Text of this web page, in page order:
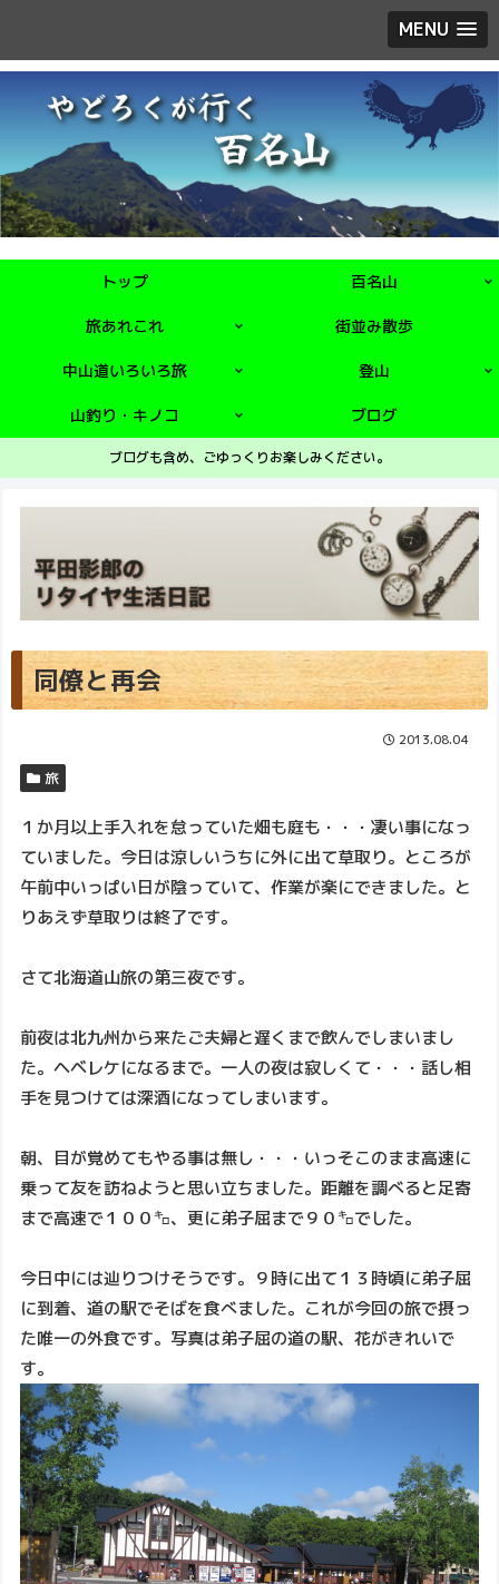
MENU
トップ 百名山
旅あれこれ 街並み散歩
中山道いろいろ旅 登山
山釣り・キノコ ブログ
ブログも含め、ごゆっくりお楽しみください。
同僚と再会
2013.08.04
旅
１か月以上手入れを怠っていた畑も庭も・・・凄い事になっ
ていました。今日は涼しいうちに外に出て草取り。ところが
午前中いっぱい日が陰っていて、作業が楽にできました。と
りあえず草取りは終了です。
さて北海道山旅の第三夜です。
前夜は北九州から来たご夫婦と遅くまで飲んでしまいまし
た。ヘベレケになるまで。一人の夜は寂しくて・・・話し相
手を見つけては深酒になってしまいます。
朝、目が覚めてもやる事は無し・・・いっそこのまま高速に
乗って友を訪ねようと思い立ちました。距離を調べると足寄
まで高速で１００㌔、更に弟子屈まで９０㌔でした。
今日中には辿りつけそうです。９時に出て１３時頃に弟子屈
に到着、道の駅でそばを食べました。これが今回の旅で摂っ
た唯一の外食です。写真は弟子屈の道の駅、花がきれいで
す。